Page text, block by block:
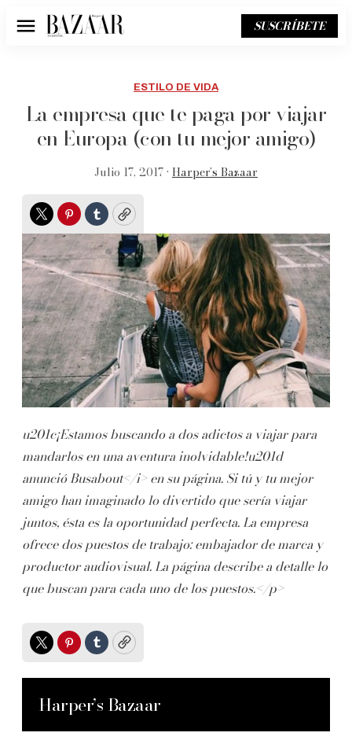
Menú SUSCRÍBETE
ESTILO DE VIDA
La empresa que te paga por viajar
en Europa (con tu mejor amigo)
Julio 17, 2017 • Harper’s Bazaar
TwitterPinterest
TumblrCopy
u201c¡Estamos buscando a dos adictos a viajar para
mandarlos en una aventura inolvidable!u201d
anuncióBusabout</i> en su página. Si tú y tu mejor
amigo han imaginado lo divertido que sería viajar
juntos, ésta es la oportunidad perfecta. La empresa
ofrece dos puestos de trabajo: embajador de marca y
productor audiovisual. La página describe a detalle lo
que buscan para cada uno de los puestos.</p>
TwitterPinterest
TumblrCopy
Harper’s Bazaar